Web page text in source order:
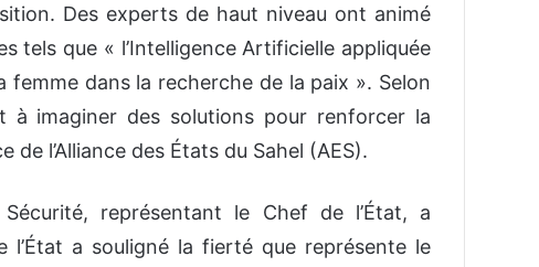
Des experts de haut niveau ont animé
tels que « l’Intelligence Artificielle appliquée
dans la recherche de la paix ». Selon
à imaginer des solutions pour renforcer la
l’Alliance des États du Sahel (AES).
représentant le Chef de l’État, a
a souligné la fierté que représente le